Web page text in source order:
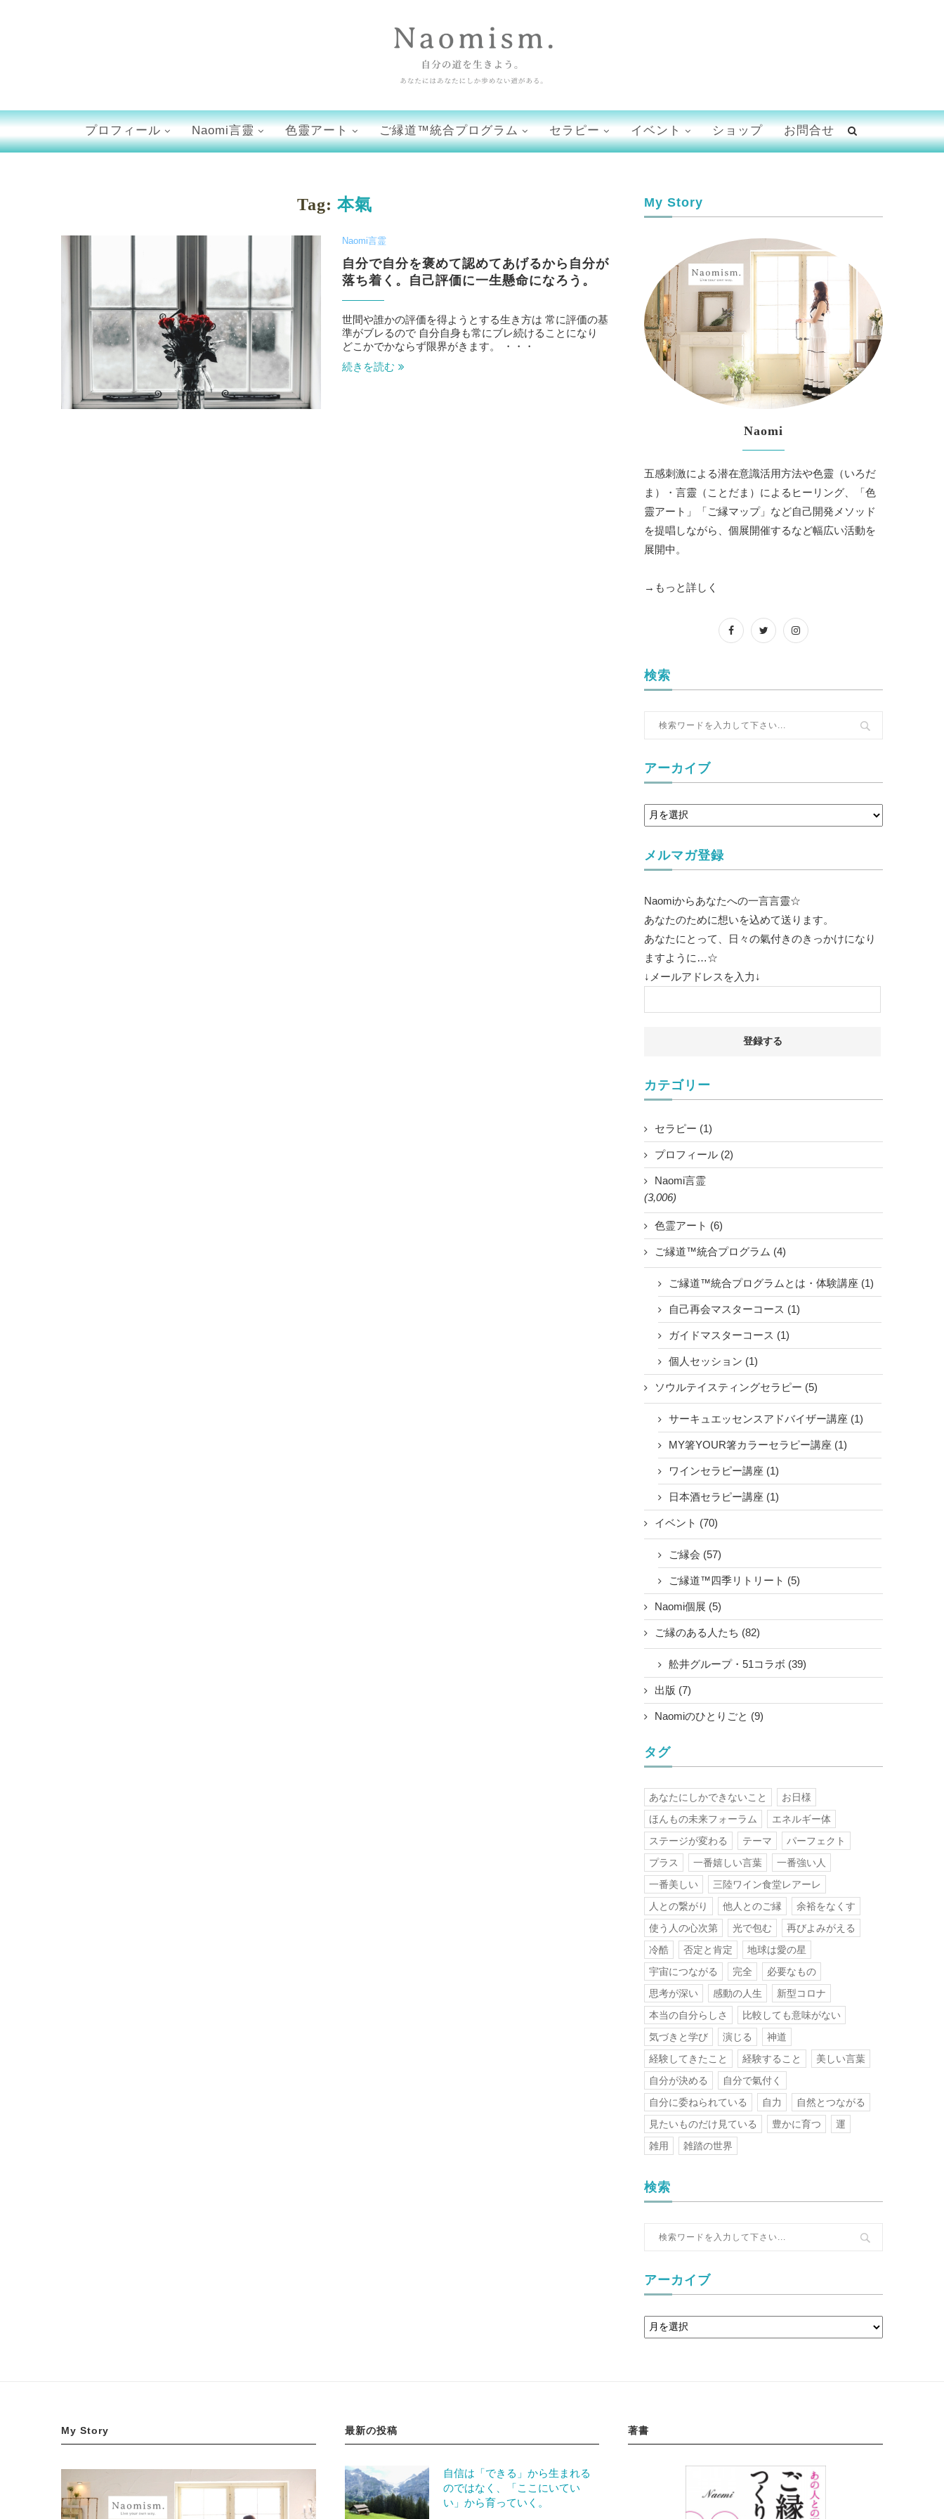
プロフィール Naomi言靈 色靈アート ご縁道™統合プログラム セラピー イベント ショップ お問合せ
Tag:本氣
Naomi言霊
自分で自分を褒めて認めてあげるから自分が
落ち着く。自己評価に一生懸命になろう。
世間や誰かの評価を得ようとする生き方は 常に評価の基
準がブレるので 自分自身も常にブレ続けることになり
どこかでかならず限界がきます。 ・・・
続きを読む
My Story
Naomi
五感刺激による潜在意識活用方法や色靈（いろだ
ま）・言靈（ことだま）によるヒーリング、「色
靈アート」「ご縁マップ」など自己開発メソッド
を提唱しながら、個展開催するなど幅広い活動を
展開中。
→もっと詳しく
検索
アーカイブ
メルマガ登録
Naomiからあなたへの一言言靈☆
あなたのために想いを込めて送ります。
あなたにとって、日々の氣付きのきっかけになり
ますように…☆
↓メールアドレスを入力↓
カテゴリー
セラピー (1)
プロフィール (2)
Naomi言霊
(3,006)
色霊アート (6)
ご縁道™統合プログラム (4)
ご縁道™統合プログラムとは・体験講座 (1)
自己再会マスターコース (1)
ガイドマスターコース (1)
個人セッション (1)
ソウルテイスティングセラピー (5)
サーキュエッセンスアドバイザー講座 (1)
MY箸YOUR箸カラーセラピー講座 (1)
ワインセラピー講座 (1)
日本酒セラピー講座 (1)
イベント (70)
ご縁会 (57)
ご縁道™四季リトリート (5)
Naomi個展 (5)
ご縁のある人たち (82)
舩井グループ・51コラボ (39)
出版 (7)
Naomiのひとりごと (9)
タグ
あなたにしかできないこと
お日様
ほんもの未来フォーラム
エネルギー体
ステージが変わる
テーマ
パーフェクト
プラス
一番嬉しい言葉
一番強い人
一番美しい
三陸ワイン食堂レアーレ
人との繋がり
他人とのご縁
余裕をなくす
使う人の心次第
光で包む
再びよみがえる
冷酷
否定と肯定
地球は愛の星
宇宙につながる
完全
必要なもの
思考が深い
感動の人生
新型コロナ
本当の自分らしさ
比較しても意味がない
気づきと学び
演じる
神道
経験してきたこと
経験すること
美しい言葉
自分が決める
自分で氣付く
自分に委ねられている
自力
自然とつながる
見たいものだけ見ている
豊かに育つ
運
雑用
雑踏の世界
検索
アーカイブ
My Story 最新の投稿
自信は「できる」から生まれる
のではなく、「ここにいてい
い」から育っていく。
著書